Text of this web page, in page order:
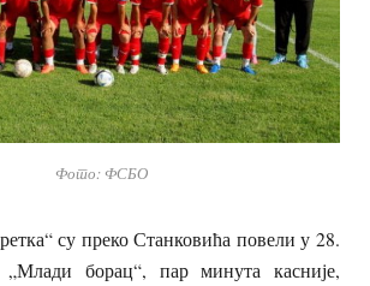
Фото: ФСБО
су преко Станковића повели у 28.
борац“, пар минута касније,